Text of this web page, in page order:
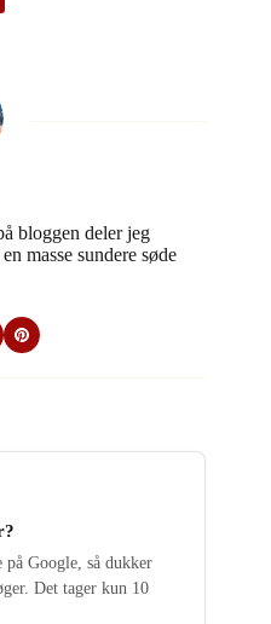
bloggen deler jeg
masse sundere søde
Google, så dukker
Det tager kun 10